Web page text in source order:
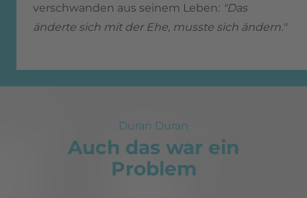
verschwanden aus seinem Leben: "Das
änderte sich mit der Ehe, musste sich ändern."
Duran Duran
Auch das war ein
Problem